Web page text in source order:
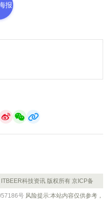
报
科技资讯 版权所有 京ICP备
号 风险提示:本站内容仅供参考，